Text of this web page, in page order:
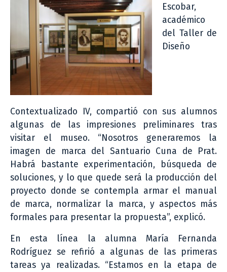
Escobar,
académico
del Taller de
Diseño
Contextualizado IV, compartió con sus alumnos
algunas de las impresiones preliminares tras
visitar el museo. “Nosotros generaremos la
imagen de marca del Santuario Cuna de Prat.
Habrá bastante experimentación, búsqueda de
soluciones, y lo que quede será la producción del
proyecto donde se contempla armar el manual
de marca, normalizar la marca, y aspectos más
formales para presentar la propuesta”, explicó.
En esta línea la alumna María Fernanda
Rodríguez se refirió a algunas de las primeras
tareas ya realizadas. “Estamos en la etapa de